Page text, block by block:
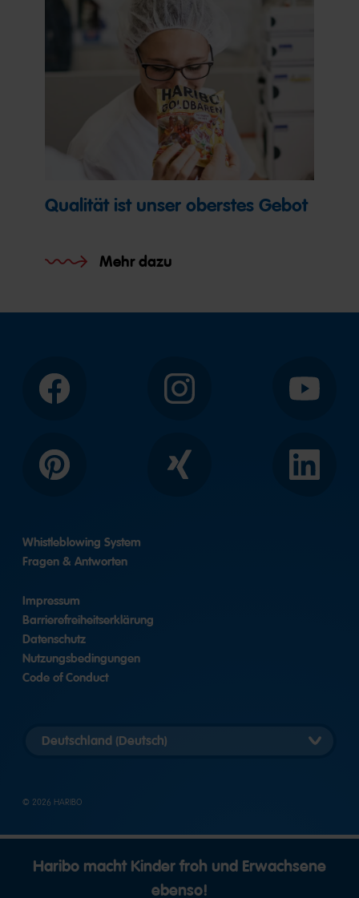
Qualität ist unser oberstes Gebot
Mehr dazu
Facebook Instagram YouTube
Pinterest Xing LinkedIn
Whistleblowing System
Fragen & Antworten
Impressum
Barrierefreiheitserklärung
Datenschutz
Nutzungsbedingungen
Code of Conduct
Länderversion
auswählen
© 2026 HARIBO
Haribo macht Kinder froh und Erwachsene
ebenso!